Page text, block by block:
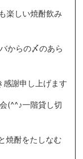
楽しい焼酎飲み
からの〆のあら
謝申し上げます
(^^♪一階貸し切
焼酎をたしなむ